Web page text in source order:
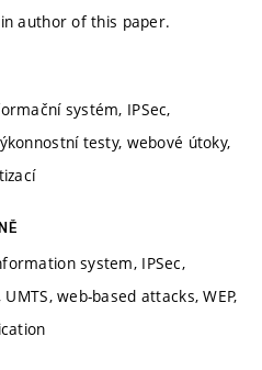
author of this paper.
systém, IPSec,
testy, webové útoky,
system, IPSec,
web-based attacks, WEP,